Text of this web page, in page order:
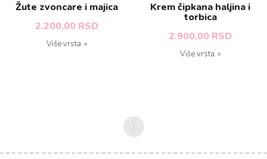
Žute zvoncare i majica
2.200,00 RSD
Više vrsta
Krem čipkana haljina i
torbica
2.900,00 RSD
Više vrsta
1